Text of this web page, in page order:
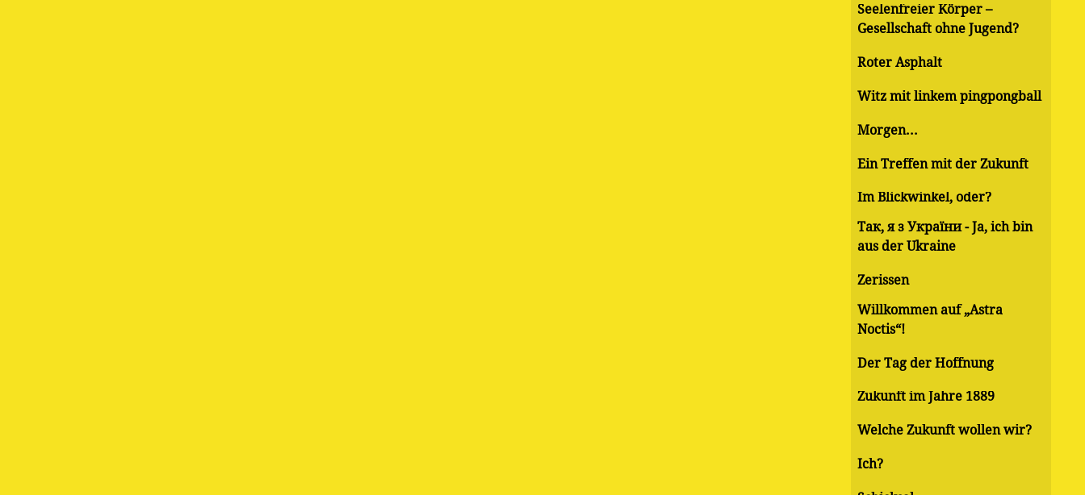
Seelenfreier Körper –
Gesellschaft ohne Jugend?
Roter Asphalt
Witz mit linkem pingpongball
Morgen...
Ein Treffen mit der Zukunft
Im Blickwinkel, oder?
Так, я з України - Ja, ich bin
aus der Ukraine
Zerissen
Willkommen auf „Astra
Noctis“!
Der Tag der Hoffnung
Zukunft im Jahre 1889
Welche Zukunft wollen wir?
Ich?